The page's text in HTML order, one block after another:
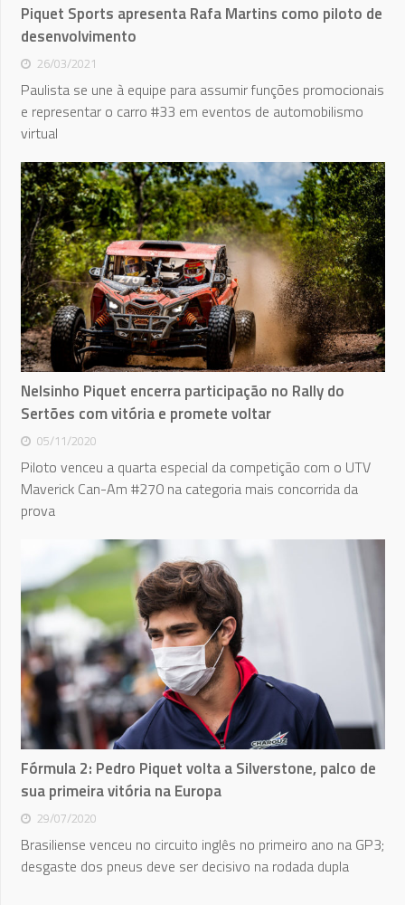
Piquet Sports apresenta Rafa Martins como piloto de
desenvolvimento
26/03/2021
Paulista se une à equipe para assumir funções promocionais
e representar o carro #33 em eventos de automobilismo
virtual
Nelsinho Piquet encerra participação no Rally do
Sertões com vitória e promete voltar
05/11/2020
Piloto venceu a quarta especial da competição com o UTV
Maverick Can-Am #270 na categoria mais concorrida da
prova
Fórmula 2: Pedro Piquet volta a Silverstone, palco de
sua primeira vitória na Europa
29/07/2020
Brasiliense venceu no circuito inglês no primeiro ano na GP3;
desgaste dos pneus deve ser decisivo na rodada dupla